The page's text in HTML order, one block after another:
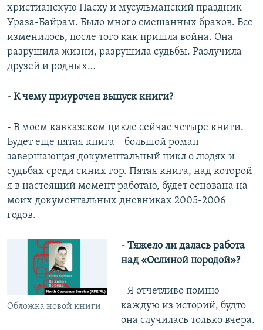
христианскую Пасху и мусульманский праздник
Ураза-Байрам. Было много смешанных браков. Все
изменилось, после того как пришла война. Она
разрушила жизни, разрушила судьбы. Разлучила
друзей и родных…
- К чему приурочен выпуск книги?
- В моем кавказском цикле сейчас четыре книги.
Будет еще пятая книга – большой роман –
завершающая документальный цикл о людях и
судьбах среди синих гор. Пятая книга, над которой
я в настоящий момент работаю, будет основана на
моих документальных дневниках 2005-2006
годов.
Обложка новой книги
- Тяжело ли далась работа
над «Ослиной породой»?
- Я отчетливо помню
каждую из историй, будто
она случилась только вчера.